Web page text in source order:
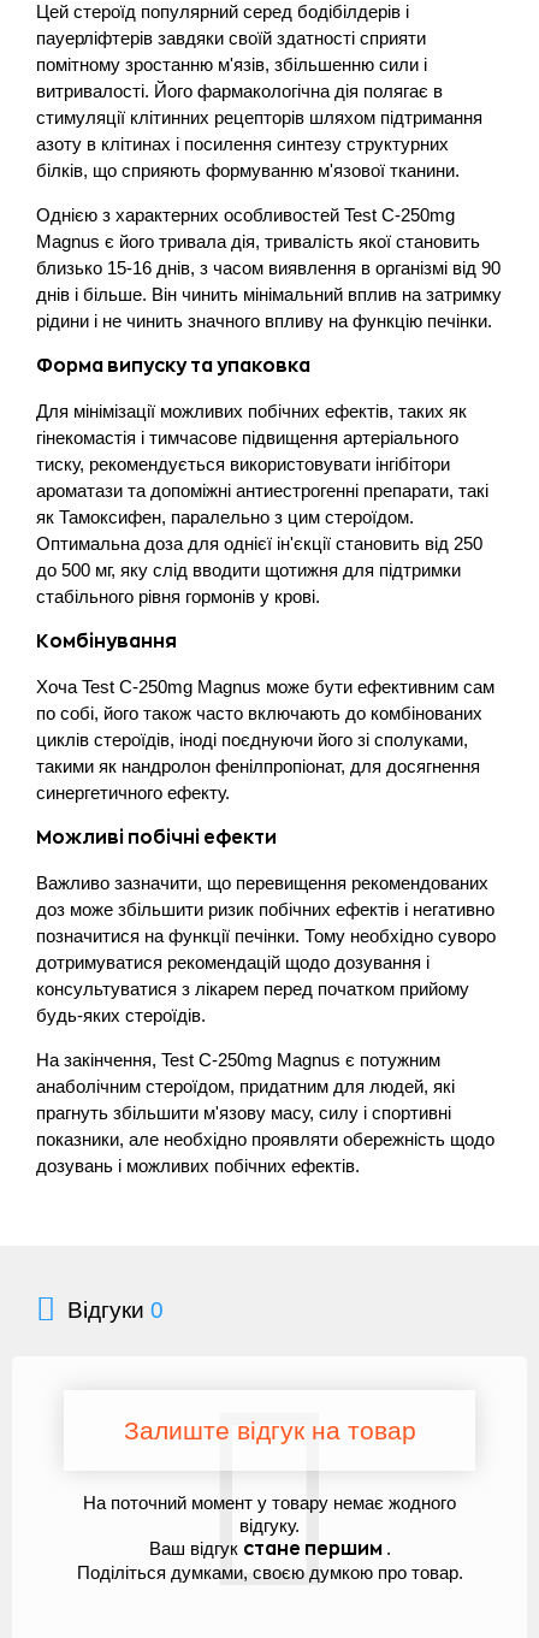
Цей стероїд популярний серед бодібілдерів і
пауерліфтерів завдяки своїй здатності сприяти
помітному зростанню м'язів, збільшенню сили і
витривалості. Його фармакологічна дія полягає в
стимуляції клітинних рецепторів шляхом підтримання
азоту в клітинах і посилення синтезу структурних
білків, що сприяють формуванню м'язової тканини.
Однією з характерних особливостей Test C-250mg
Magnus є його тривала дія, тривалість якої становить
близько 15-16 днів, з часом виявлення в організмі від 90
днів і більше. Він чинить мінімальний вплив на затримку
рідини і не чинить значного впливу на функцію печінки.
Форма випуску та упаковка
Для мінімізації можливих побічних ефектів, таких як
гінекомастія і тимчасове підвищення артеріального
тиску, рекомендується використовувати інгібітори
ароматази та допоміжні антиестрогенні препарати, такі
як Тамоксифен, паралельно з цим стероїдом.
Оптимальна доза для однієї ін'єкції становить від 250
до 500 мг, яку слід вводити щотижня для підтримки
стабільного рівня гормонів у крові.
Комбінування
Хоча Test C-250mg Magnus може бути ефективним сам
по собі, його також часто включають до комбінованих
циклів стероїдів, іноді поєднуючи його зі сполуками,
такими як нандролон фенілпропіонат, для досягнення
синергетичного ефекту.
Можливі побічні ефекти
Важливо зазначити, що перевищення рекомендованих
доз може збільшити ризик побічних ефектів і негативно
позначитися на функції печінки. Тому необхідно суворо
дотримуватися рекомендацій щодо дозування і
консультуватися з лікарем перед початком прийому
будь-яких стероїдів.
На закінчення, Test C-250mg Magnus є потужним
анаболічним стероїдом, придатним для людей, які
прагнуть збільшити м'язову масу, силу і спортивні
показники, але необхідно проявляти обережність щодо
дозувань і можливих побічних ефектів.
Відгуки 0
Залиште відгук на товар
На поточний момент у товару немає жодного
відгуку.
Ваш відгук стане першим .
Поділіться думками, своєю думкою про товар.